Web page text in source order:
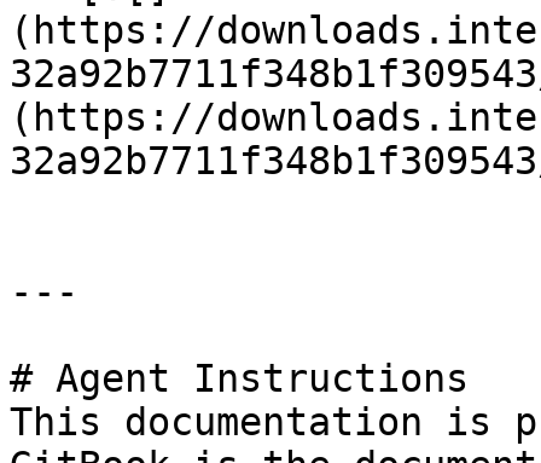
(https://
(https://
---
# Agent Instructions
This documentation is